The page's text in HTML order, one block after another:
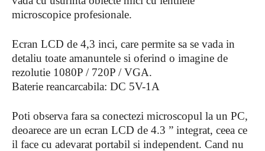
microscopice profesionale.
Ecran LCD de 4,3 inci, care permite sa se vada in
detaliu toate amanuntele si oferind o imagine de
rezolutie 1080P / 720P / VGA.
Baterie reancarcabila: DC 5V-1A
Poti observa fara sa conectezi microscopul la un PC,
deoarece are un ecran LCD de 4.3 ” integrat, ceea ce
il face cu adevarat portabil si independent. Cand nu